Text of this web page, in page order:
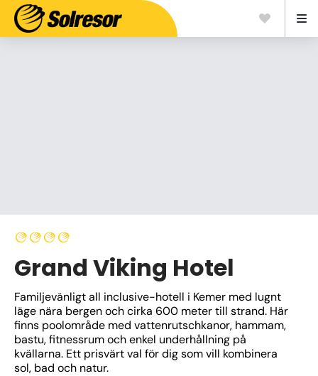
Grand Viking Hotel
Familjevänligt all inclusive-hotell i Kemer med lugnt
läge nära bergen och cirka 600 meter till strand. Här
finns poolområde med vattenrutschkanor, hammam,
bastu, fitnessrum och enkel underhållning på
kvällarna. Ett prisvärt val för dig som vill kombinera
sol, bad och natur.